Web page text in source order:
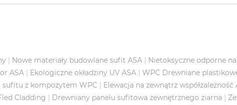
| Nowe materiały budowlane sufit ASA | Nietoksyczne odporne
ASA | Ekologiczne okładziny UV ASA | WPC Drewniane
z kompozytem WPC | Elewacja na zewnątrz współzależność
Cladding | Drewniany panelu sufitowa zewnętrznego ziarna |